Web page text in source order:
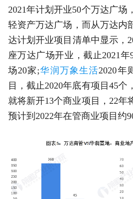
2021年计划开业50个万达广场
轻资产万达广场，而从万达内
达计划开业项目清单中显示，
座万达广场开业，截止2021
场20家;华润万象生活2020年
目，截止2020年底有项目45个
就将新开13个商业项目，22年
预计到2022年在管商业项目约